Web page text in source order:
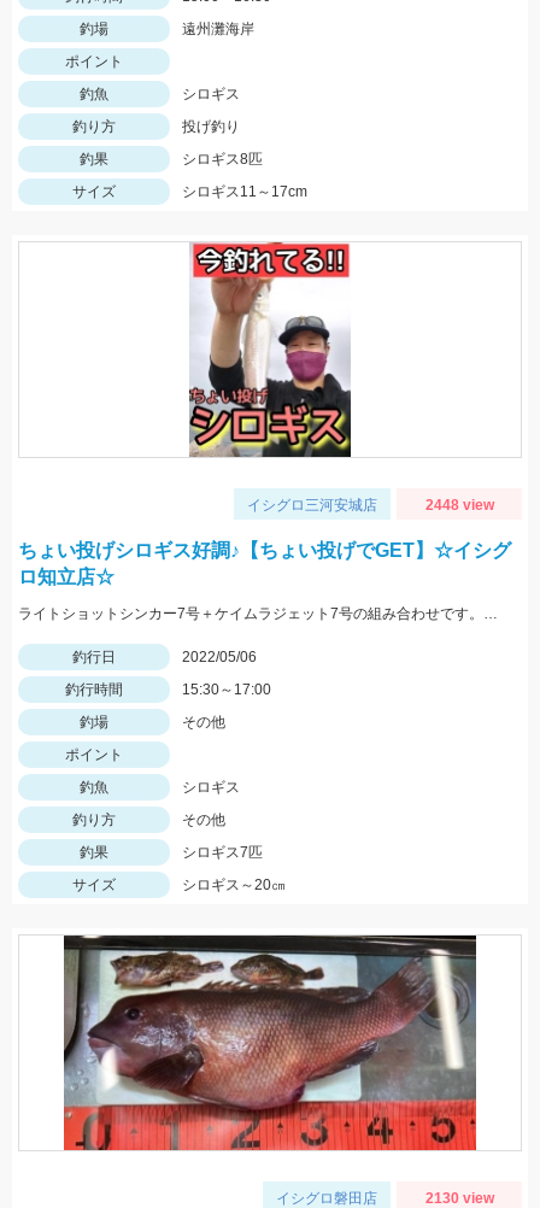
釣場
遠州灘海岸
ポイント
釣魚
シロギス
釣り方
投げ釣り
釣果
シロギス8匹
サイズ
シロギス11～17cm
イシグロ三河安城店 2448 view
ちょい投げシロギス好調♪【ちょい投げでGET】☆イシグ
ロ知立店☆
ライトショットシンカー7号＋ケイムラジェット7号の組み合わせです。ちょい投げで20㎝クラスが釣れています♬
釣行日
2022/05/06
釣行時間
15:30～17:00
釣場
その他
ポイント
釣魚
シロギス
釣り方
その他
釣果
シロギス7匹
サイズ
シロギス～20㎝
イシグロ磐田店 2130 view